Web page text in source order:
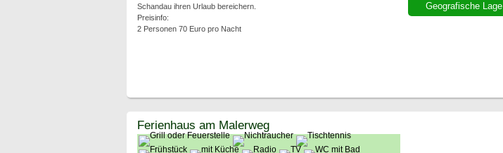
Geografische Lage
Schandau ihren Urlaub bereichern.
Preisinfo:
2 Personen 70 Euro pro Nacht
Ferienhaus am Malerweg